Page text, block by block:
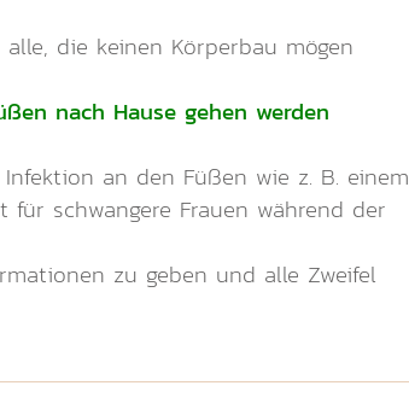
die keinen Körperbau mögen
nach Hause gehen werden
an den Füßen wie z. B. einem
schwangere Frauen während der
zu geben und alle Zweifel